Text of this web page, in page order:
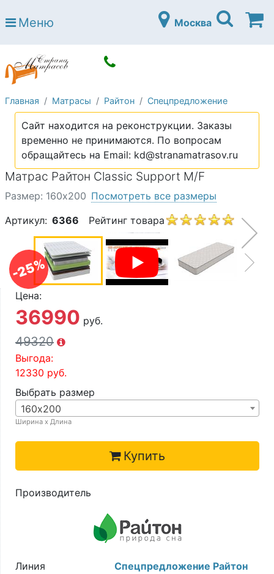
Страна матрасов
Open submenu (Матрасы)
Open submenu (Кровати)
Кровати
Open submenu (Аксессуары)
Open submenu (Диваны)
Диваны
Open submenu (Постельное белье)
Постельное белье
Open submenu (Мебель)
Мебель
Open submenu (Основания)
Основания
Open submenu (Детские матрасы)
Open submenu (Детские кровати)
Open submenu (Шкафы)
Шкафы
О компании
Доставка по городу
Меню Москва
Главная Матрасы Райтон Спецпредложение
Сайт находится на реконструкции. Заказы
временно не принимаются. По вопросам
обращайтесь на Email: kd@stranamatrasov.ru
Матрас Райтон Classic Support M/F
-25%
Размер: 160х200 Посмотреть все размеры
Артикул: 6366 Рейтинг товара
Цена:
36990 руб.
49320
Выгода:
12330 руб.
Выбрать размер
160х200
Ширина х Длина
Купить
Производитель
Линия
Спецпредложение Райтон